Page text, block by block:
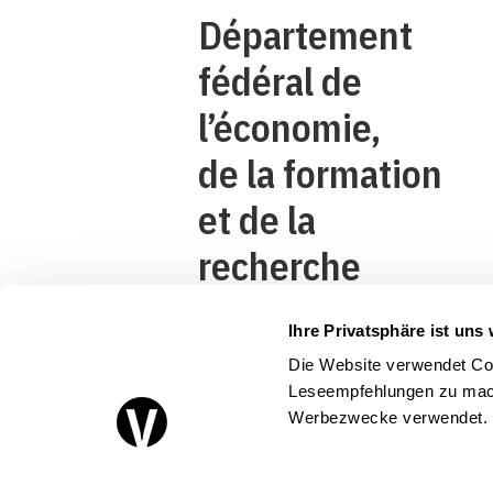
Ihre Privatsphäre ist uns
Die Website verwendet
Leseempfehlungen zu
Werbezwecke verwendet.
Département
fédéral de
l’économie,
de la formation
et de la
recherche
Secrétariat
d’Etat à